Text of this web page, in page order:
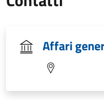
Affari